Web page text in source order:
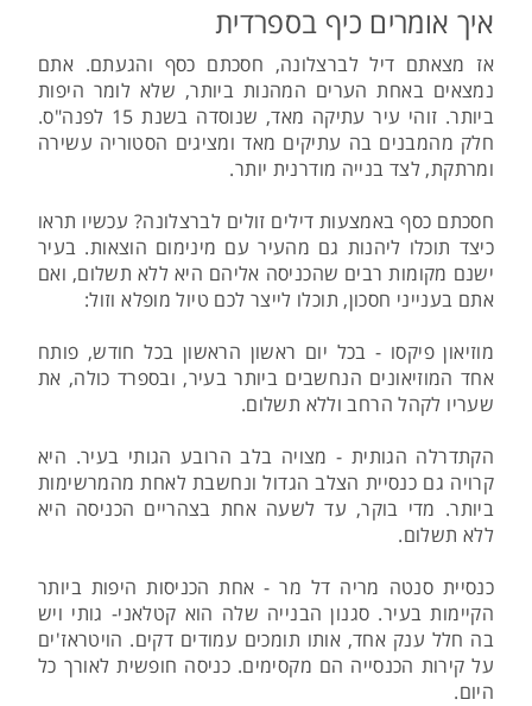
איך אומרים כיף בספרדית
אז מצאתם דיל לברצלונה, חסכתם כסף והגעתם. אתם
נמצאים באחת הערים המהנות ביותר, שלא לומר היפות
ביותר. זוהי עיר עתיקה מאד, שנוסדה בשנת 15 לפנה"ס.
חלק מהמבנים בה עתיקים מאד ומציגים הסטוריה עשירה
ומרתקת, לצד בנייה מודרנית יותר.
חסכתם כסף באמצעות דילים זולים לברצלונה? עכשיו תראו
כיצד תוכלו ליהנות גם מהעיר עם מינימום הוצאות. בעיר
ישנם מקומות רבים שהכניסה אליהם היא ללא תשלום, ואם
אתם בענייני חסכון, תוכלו לייצר לכם טיול מופלא וזול:
מוזיאון פיקסו - בכל יום ראשון הראשון בכל חודש, פותח
אחד המוזיאונים הנחשבים ביותר בעיר, ובספרד כולה, את
שעריו לקהל הרחב וללא תשלום.
הקתדרלה הגותית - מצויה בלב הרובע הגותי בעיר. היא
קרויה גם כנסיית הצלב הגדול ונחשבת לאחת מהמרשימות
ביותר. מדי בוקר, עד לשעה אחת בצהריים הכניסה היא
ללא תשלום.
כנסיית סנטה מריה דל מר - אחת הכניסות היפות ביותר
הקיימות בעיר. סגנון הבנייה שלה הוא קטלאני- גותי ויש
בה חלל ענק אחד, אותו תומכים עמודים דקים. הויטראז'ים
על קירות הכנסייה הם מקסימים. כניסה חופשית לאורך כל
היום.